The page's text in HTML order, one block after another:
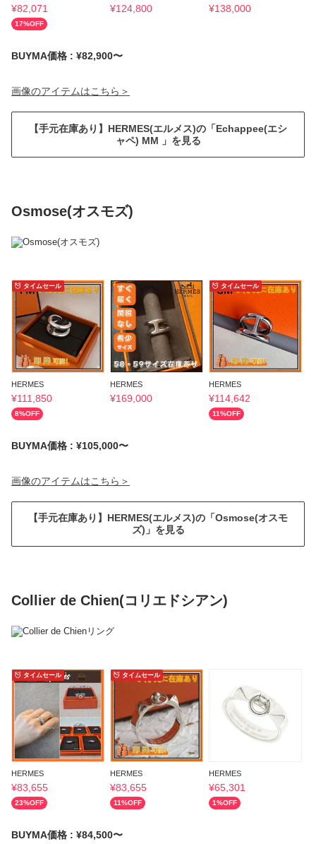
¥82,071
17%OFF
¥124,800 ¥138,000
BUYMA価格 : ¥82,900〜
画像のアイテムはこちら＞
【手元在庫あり】HERMES(エルメス)の「Echappee(エシ
ャペ) MM 」を見る
Osmose(オスモズ)
タイムセール
HERMES
¥111,850
8%OFF
HERMES
¥169,000
タイムセール
HERMES
¥114,642
11%OFF
BUYMA価格 : ¥105,000〜
画像のアイテムはこちら＞
【手元在庫あり】HERMES(エルメス)の「Osmose(オスモ
ズ)」を見る
Collier de Chien(コリエドシアン)
タイムセール
HERMES
¥83,655
23%OFF
タイムセール
HERMES
¥83,655
11%OFF
HERMES
¥65,301
1%OFF
BUYMA価格 : ¥84,500〜